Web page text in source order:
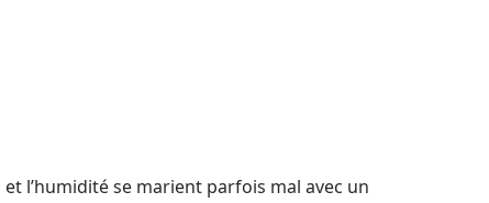
l’humidité se marient parfois mal avec un